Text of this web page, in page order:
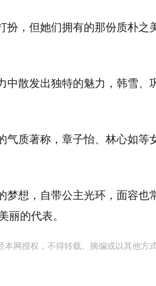
扮，但她们拥有的那份质朴之
中散发出独特的魅力，韩雪、
气质著称，章子怡、林心如等
想，自带公主光环，面容也
丽的代表。
网授权，不得转载、摘编或以其他方式